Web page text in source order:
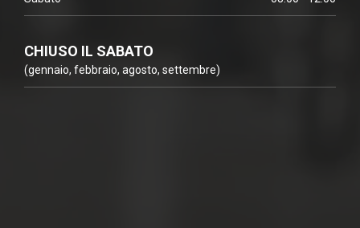
CHIUSO IL SABATO
(gennaio, febbraio, agosto, settembre)